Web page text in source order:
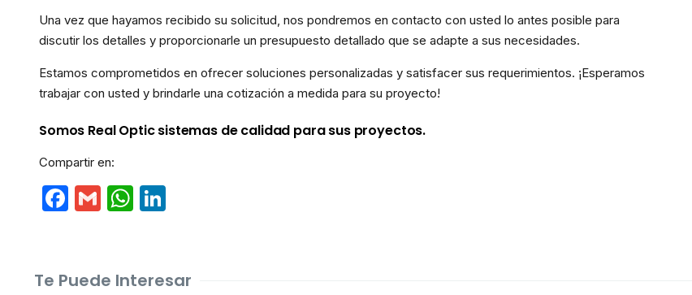
Una vez que hayamos recibido su solicitud, nos pondremos en contacto con usted lo antes posible para
discutir los detalles y proporcionarle un presupuesto detallado que se adapte a sus necesidades.
Estamos comprometidos en ofrecer soluciones personalizadas y satisfacer sus requerimientos. ¡Esperamos
trabajar con usted y brindarle una cotización a medida para su proyecto!
Somos Real Optic sistemas de calidad para sus proyectos.
Compartir en:
Facebook
GmailWhatsApp
Te Puede Interesar